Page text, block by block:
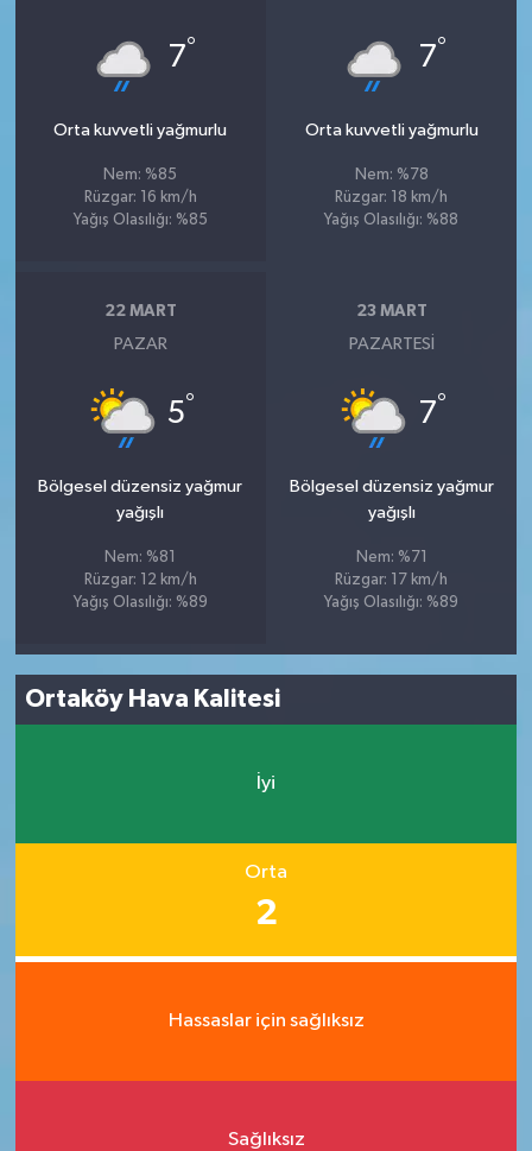
7°
Orta kuvvetli yağmurlu
Nem: %85
Rüzgar: 16 km/h
Yağış Olasılığı: %85
7°
Orta kuvvetli yağmurlu
Nem: %78
Rüzgar: 18 km/h
Yağış Olasılığı: %88
22 MART
PAZAR
5°
Bölgesel düzensiz yağmur
yağışlı
Nem: %81
Rüzgar: 12 km/h
Yağış Olasılığı: %89
23 MART
PAZARTESI
7°
Bölgesel düzensiz yağmur
yağışlı
Nem: %71
Rüzgar: 17 km/h
Yağış Olasılığı: %89
Ortaköy Hava Kalitesi
İyi
Orta
2
Hassaslar için sağlıksız
Sağlıksız